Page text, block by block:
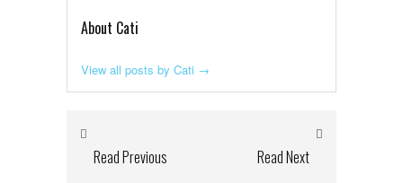
About Cati
View all posts by Cati →
Read Previous Read Next